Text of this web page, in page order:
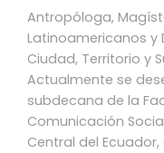
Antropóloga,
Latinoamericanos y
Ciudad, Territorio y
Actualmente se
subdecana de la
Comunicación
Central del